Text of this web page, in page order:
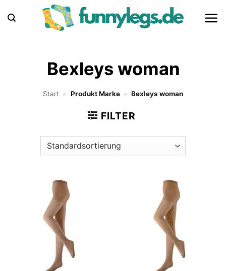
Inhalt
Bexleys woman
Start » Produkt Marke » Bexleys woman
FILTER